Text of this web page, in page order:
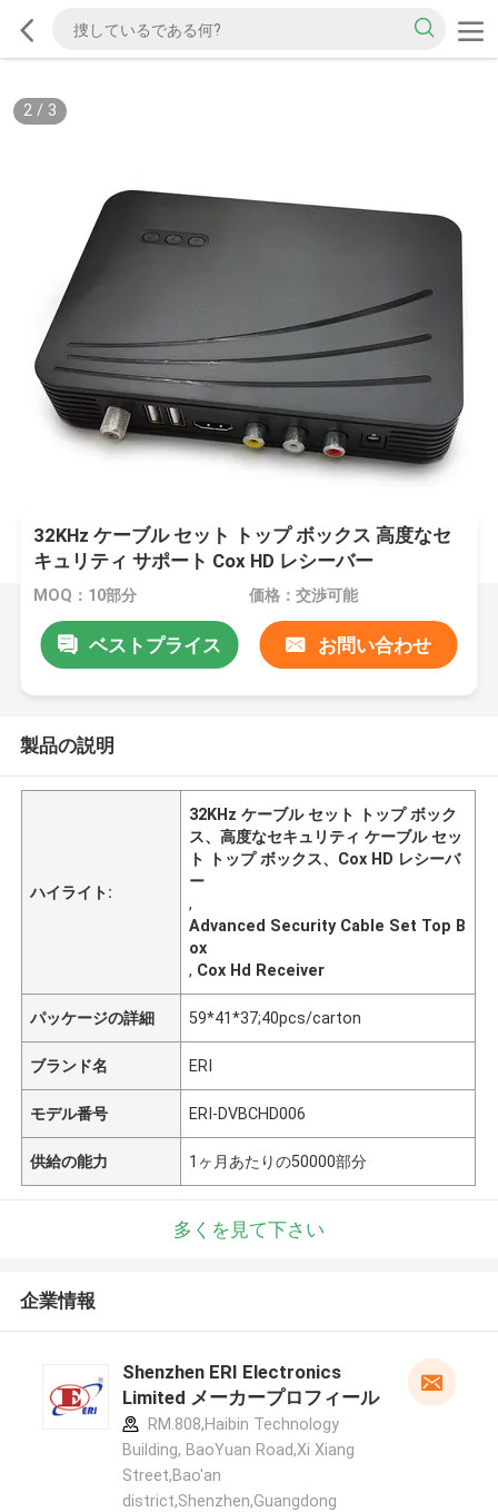
2/ 3
32KHz ケーブル セット トップ ボックス 高度なセ
キュリティ サポート Cox HD レシーバー
MOQ：10部分 価格：交渉可能
ベストプライス お問い合わせ
製品の説明
ハイライト:
32KHz ケーブル セット トップ ボック
ス、高度なセキュリティ ケーブル セッ
ト トップ ボックス、Cox HD レシーバ
ー
,
Advanced Security Cable Set Top B
ox
, Cox Hd Receiver
パッケージの詳細 59*41*37;40pcs/carton
ブランド名 ERI
モデル番号 ERI-DVBCHD006
供給の能力 1ヶ月あたりの50000部分
多くを見て下さい
企業情報
Shenzhen ERI Electronics
Limited メーカープロフィール
RM.808,Haibin Technology
Building, BaoYuan Road,Xi Xiang
Street,Bao'an
district,Shenzhen,Guangdong